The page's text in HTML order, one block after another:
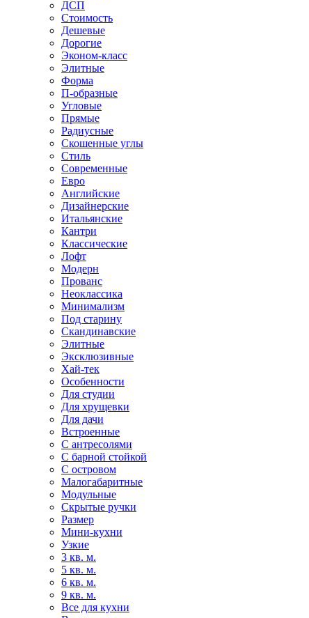
ДСП
Стоимость
Дешевые
Дорогие
Эконом-класс
Элитные
Форма
П-образные
Угловые
Прямые
Радиусные
Скошенные углы
Стиль
Современные
Евро
Английские
Дизайнерские
Итальянские
Кантри
Классические
Лофт
Модерн
Прованс
Неоклассика
Минимализм
Под старину
Скандинавские
Элитные
Эксклюзивные
Хай-тек
Особенности
Для студии
Для хрущевки
Для дачи
Встроенные
С антресолями
С барной стойкой
С островом
Малогабаритные
Модульные
Скрытые ручки
Размер
Мини-кухни
Узкие
3 кв. м.
5 кв. м.
6 кв. м.
9 кв. м.
Все для кухни